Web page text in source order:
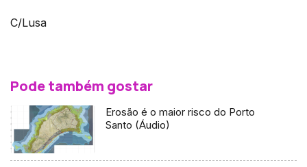
C/Lusa
Pode também gostar
Erosão é o maior risco do Porto
Santo (Áudio)